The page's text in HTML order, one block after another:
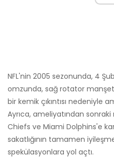
NFL'nin 2005 sezonunda, 4
omzunda, sağ rotator manşet
bir kemik çıkıntısı nedeniyle
Ayrıca, ameliyatından
Chiefs ve Miami Dolphins'e
sakatlığının tamamen
spekülasyonlara yol açtı.